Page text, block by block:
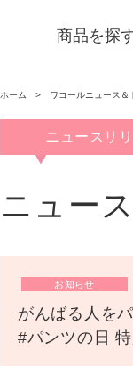
商品を探
店舗検索
新着情報
ホーム > ワコールニュース＆
ニュースリ
ニュー
お知らせ
がんばる人を
#パンツの日